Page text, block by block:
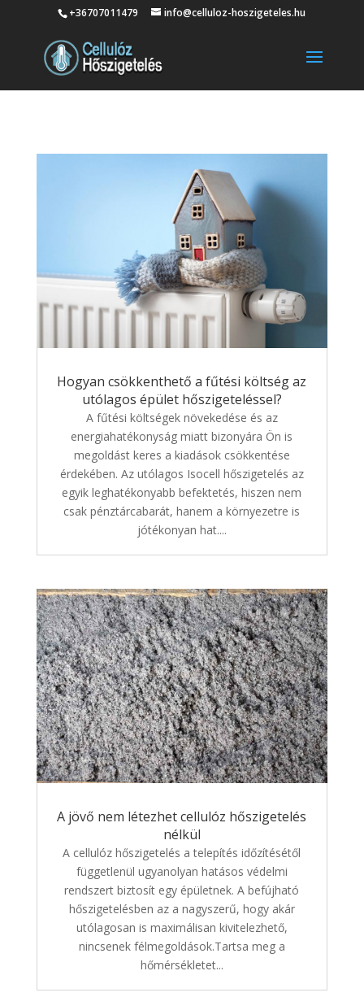
+36707011479 info@celluloz-hoszigeteles.hu
Hogyan csökkenthető a fűtési költség az
utólagos épület hőszigeteléssel?
A fűtési költségek növekedése és az
energiahatékonyság miatt bizonyára Ön is
megoldást keres a kiadások csökkentése
érdekében. Az utólagos Isocell hőszigetelés az
egyik leghatékonyabb befektetés, hiszen nem
csak pénztárcabarát, hanem a környezetre is
jótékonyan hat....
A jövő nem létezhet cellulóz hőszigetelés
nélkül
A cellulóz hőszigetelés a telepítés időzítésétől
függetlenül ugyanolyan hatásos védelmi
rendszert biztosít egy épületnek. A befújható
hőszigetelésben az a nagyszerű, hogy akár
utólagosan is maximálisan kivitelezhető,
nincsenek félmegoldások.Tartsa meg a
hőmérsékletet...